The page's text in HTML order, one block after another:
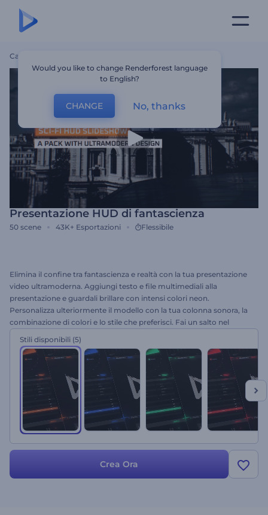
Casa
Presentazione HUD di fantascienza
50 scene 43K+ Esportazioni Flessibile
Elimina il confine tra fantascienza e realtà con la tua presentazione
video ultramoderna. Aggiungi testo e file multimediali alla
presentazione e guardali brillare con intensi colori neon.
Personalizza ulteriormente il modello con la tua colonna sonora, la
combinazione di colori e lo stile che preferisci. Fai un salto nel
Stili disponibili (5)
Crea Ora
Would you like to change Renderforest language
to English?
CHANGE No, thanks